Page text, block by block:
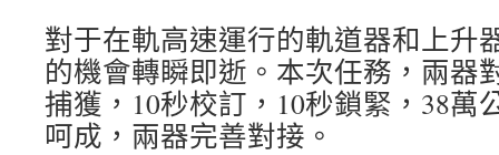
對于在軌高速運行的軌道器和上升
的機會轉瞬即逝。本次任務，兩器
捕獲，10秒校訂，10秒鎖緊，38萬
呵成，兩器完善對接。